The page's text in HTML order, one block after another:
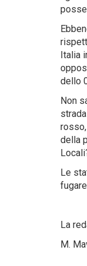
Italia
dello
Non
della
Le
La
M.